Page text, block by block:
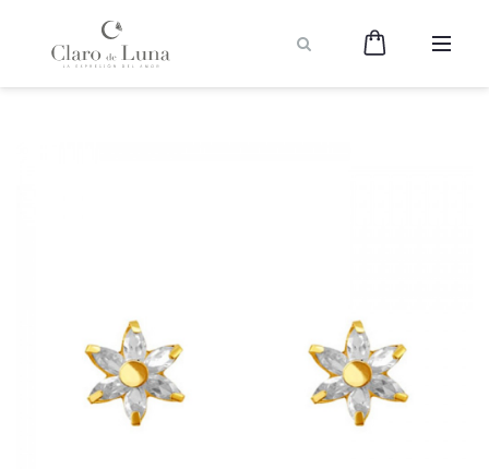
Claro
Amor